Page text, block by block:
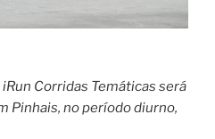
Corridas Temáticas será
Pinhais, no período diurno,